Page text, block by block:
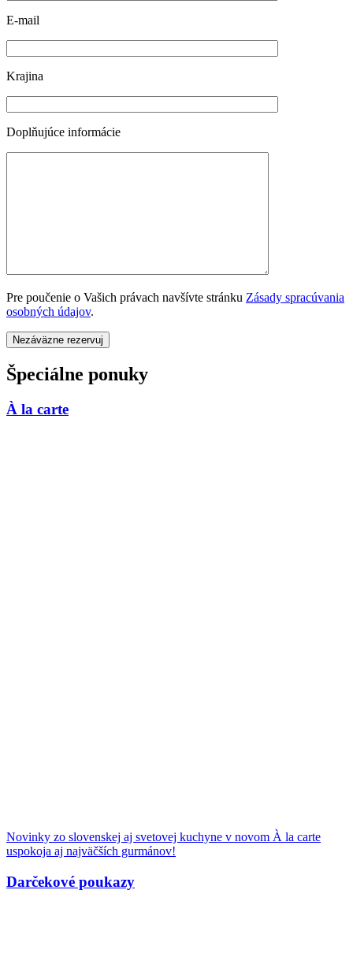
E-mail
Krajina
Doplňujúce informácie
Pre poučenie o Vašich právach navšívte stránku Zásady spracúvania
osobných údajov.
Špeciálne ponuky
À la carte
Novinky zo slovenskej aj svetovej kuchyne v novom À la carte
uspokoja aj najväčších gurmánov!
Darčekové poukazy